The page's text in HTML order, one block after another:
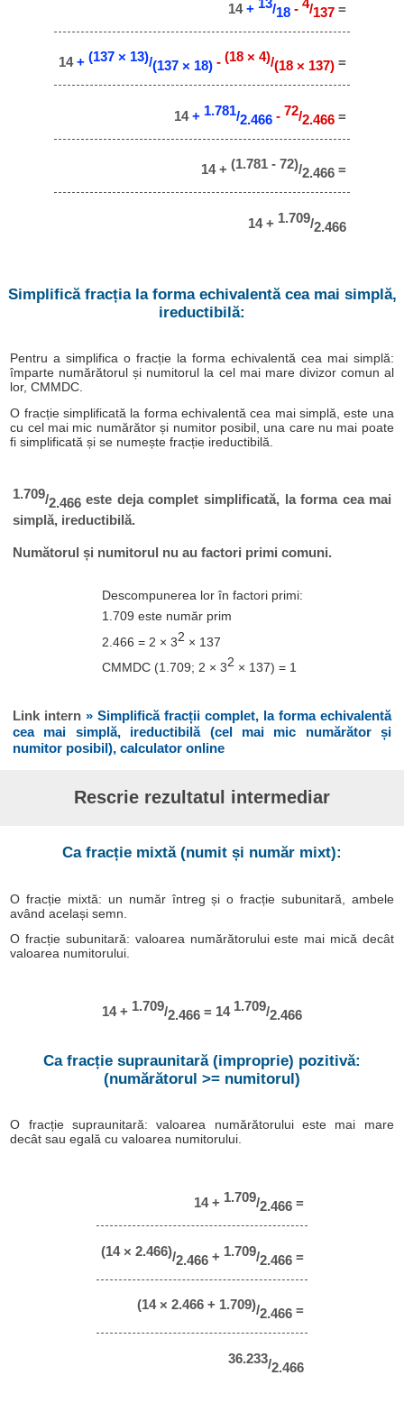
14+ 13/18 - 4/137=
14+ (137 × 13)/(137 × 18) - (18 × 4)/(18 × 137)=
14+ 1.781/2.466 - 72/2.466=
14 + (1.781 - 72)/2.466=
14 + 1.709/2.466
Simplifică fracția la forma echivalentă cea mai simplă,
ireductibilă:
Pentru a simplifica o fracție la forma echivalentă cea mai simplă:
împarte numărătorul și numitorul la cel mai mare divizor comun al
lor, CMMDC.
O fracție simplificată la forma echivalentă cea mai simplă, este una
cu cel mai mic numărător și numitor posibil, una care nu mai poate
fi simplificată și se numește fracție ireductibilă.
1.709/2.466este deja complet simplificată, la forma cea mai
simplă, ireductibilă.
Numătorul și numitorul nu au factori primi comuni.
Descompunerea lor în factori primi:
1.709 este număr prim
2.466 = 2 × 32 × 137
CMMDC (1.709; 2 × 32 × 137) = 1
Link intern » Simplifică fracții complet, la forma echivalentă
cea mai simplă, ireductibilă (cel mai mic numărător și
numitor posibil), calculator online
Rescrie rezultatul intermediar
Ca fracție mixtă (numit și număr mixt):
O fracție mixtă: un număr întreg și o fracție subunitară, ambele
având același semn.
O fracție subunitară: valoarea numărătorului este mai mică decât
valoarea numitorului.
14 + 1.709/2.466 = 14 1.709/2.466
Ca fracție supraunitară (improprie) pozitivă:
(numărătorul >= numitorul)
O fracție supraunitară: valoarea numărătorului este mai mare
decât sau egală cu valoarea numitorului.
14 + 1.709/2.466=
(14 × 2.466)/2.466+ 1.709/2.466=
(14 × 2.466 + 1.709)/2.466=
36.233/2.466